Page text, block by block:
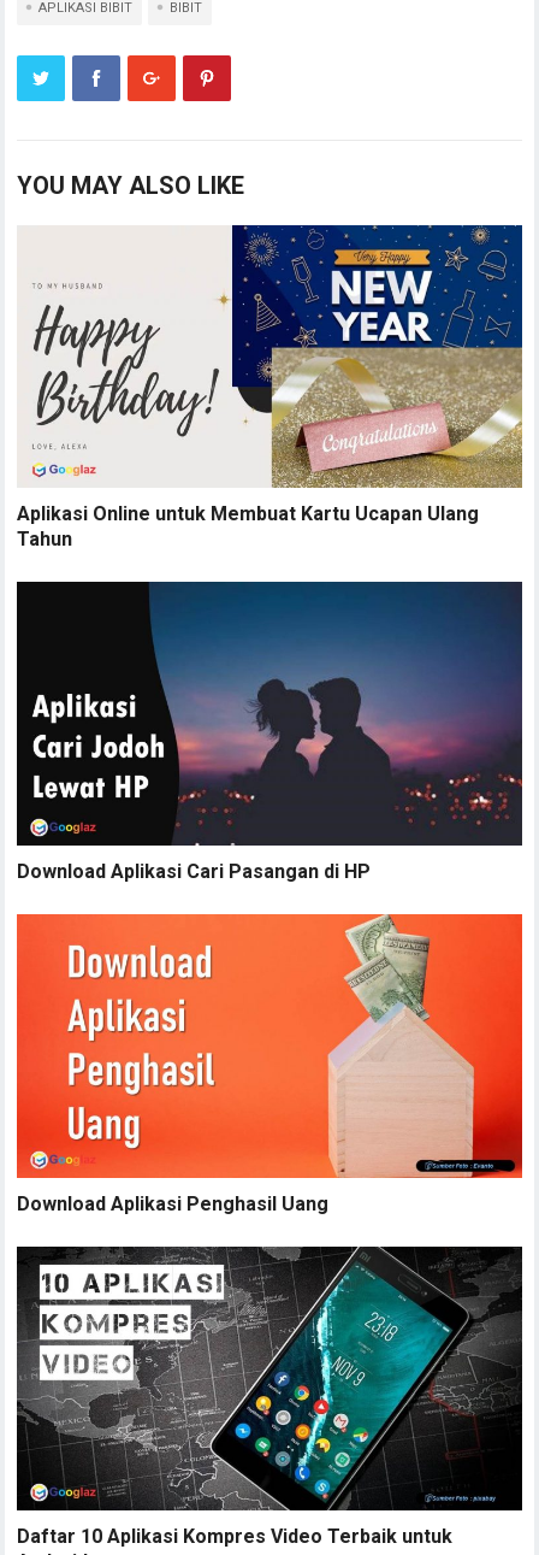
APLIKASI BIBIT BIBIT
YOU MAY ALSO LIKE
Aplikasi Online untuk Membuat Kartu Ucapan Ulang
Tahun
Download Aplikasi Cari Pasangan di HP
Download Aplikasi Penghasil Uang
Daftar 10 Aplikasi Kompres Video Terbaik untuk